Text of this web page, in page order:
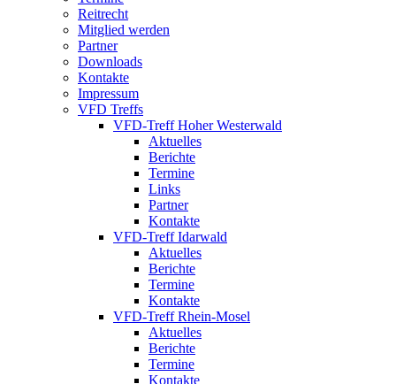
Reitrecht
Mitglied werden
Partner
Downloads
Kontakte
Impressum
VFD Treffs
VFD-Treff Hoher Westerwald
Aktuelles
Berichte
Termine
Links
Partner
Kontakte
VFD-Treff Idarwald
Aktuelles
Berichte
Termine
Kontakte
VFD-Treff Rhein-Mosel
Aktuelles
Berichte
Termine
Kontakte